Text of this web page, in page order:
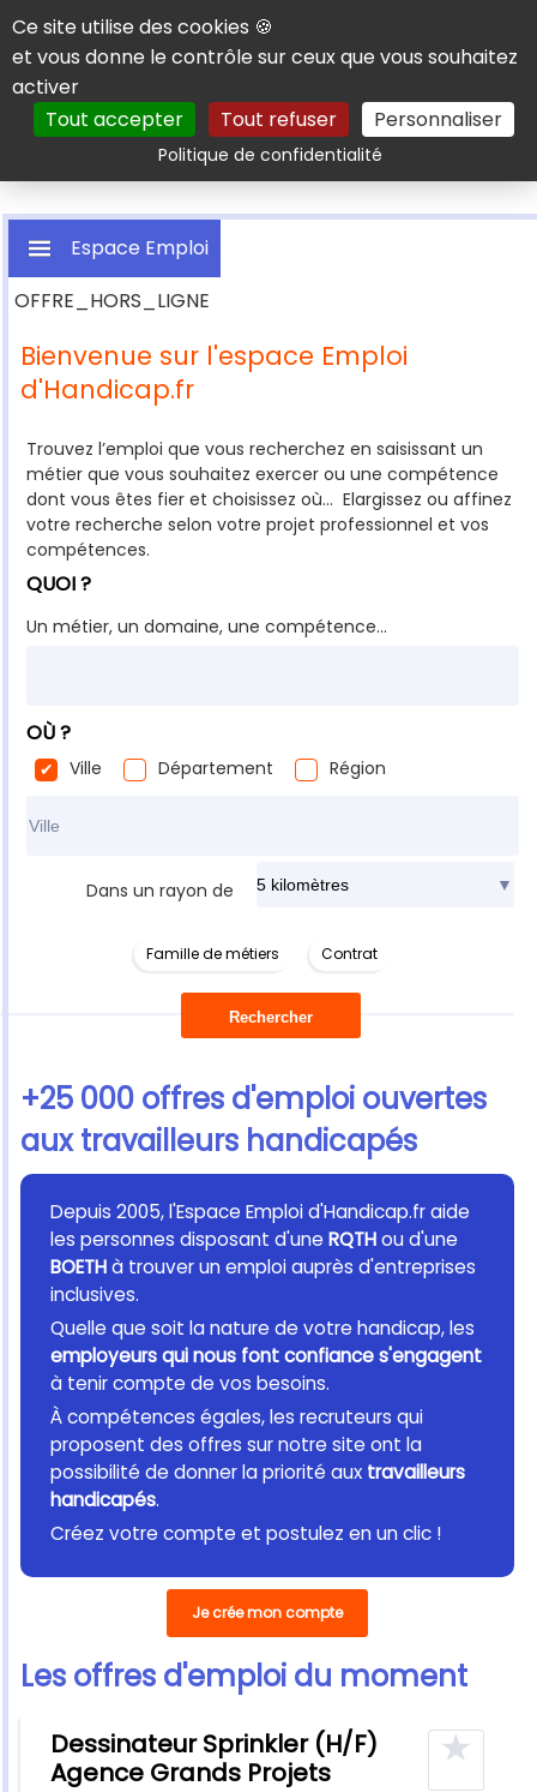
Panneau de gestion des cookies
Ce site utilise des cookies 🍪
et vous donne le contrôle sur ceux que vous souhaitez
activer
Tout accepter
Tout refuser Personnaliser
Politique de confidentialitéRechercher
OFFRE_HORS_LIGNE
Espace Emploi
Bienvenue sur l'espace Emploi
d'Handicap.fr
Rechercher une offre
Trouvez l’emploi que vous recherchez en saisissant un
métier que vous souhaitez exercer ou une compétence
dont vous êtes fier et choisissez où... Elargissez ou affinez
votre recherche selon votre projet professionnel et vos
compétences.
QUOI ?
Un métier, un domaine, une compétence...
OÙ ?
Ville Département
Région
Dans un rayon de
Famille de métiers Contrat
+25 000 offres d'emploi ouvertes
aux travailleurs handicapés
Depuis 2005, l'Espace Emploi d'Handicap.fr aide
les personnes disposant d'une RQTHou d'une
BOETHà trouver un emploi auprès d'entreprises
inclusives.
Quelle que soit la nature de votre handicap, les
employeurs qui nous font confiance s'engagent
à tenir compte de vos besoins.
À compétences égales, les recruteurs qui
proposent des offres sur notre site ont la
possibilité de donner la priorité aux travailleurs
handicapés.
Créez votre compte et postulez en un clic !
Je crée mon compte
Les offres d'emploi du moment
Dessinateur Sprinkler (H/F)
Agence Grands Projets
★